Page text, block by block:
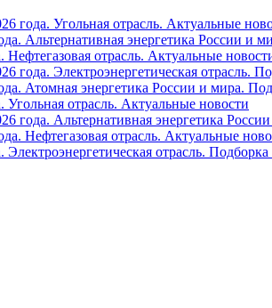
года. Угольная отрасль. Актуальные
Альтернативная энергетика России и
Нефтегазовая отрасль. Актуальные
года. Электроэнергетическая отрасль.
Атомная энергетика России и мира.
Угольная отрасль. Актуальные новости
года. Альтернативная энергетика
Нефтегазовая отрасль. Актуальные
Электроэнергетическая отрасль. Подборка